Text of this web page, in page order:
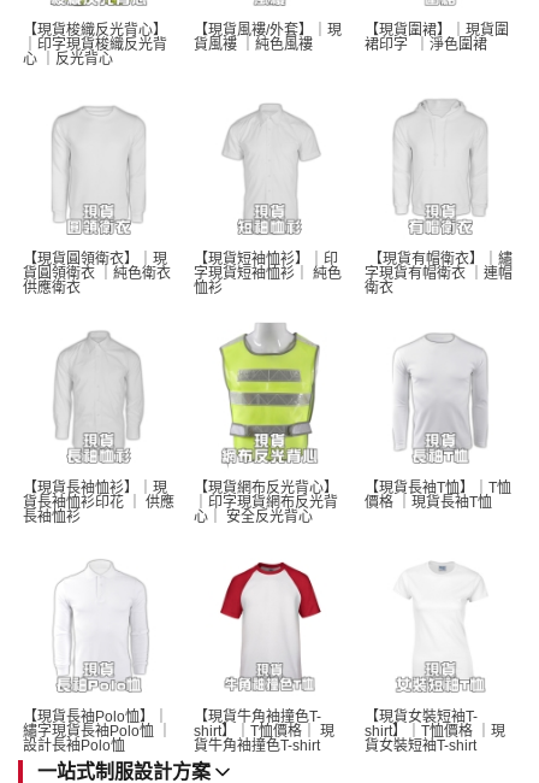
【現貨梭織反光背心】
｜印字現貨梭織反光背
心 ｜反光背心
【現貨風褸/外套】｜現
貨風褸 ｜純色風褸
【現貨圍裙】｜現貨圍
裙印字  ｜淨色圍裙
【現貨圓領衛衣】｜現
貨圓領衛衣 ｜純色衛衣
供應衛衣
【現貨短袖恤衫】｜印
字現貨短袖恤衫｜ 純色
恤衫
字現貨有帽衛衣 ｜連帽
衛衣
【現貨長袖恤衫】｜現
貨長袖恤衫印花 ｜ 供應
長袖恤衫
【現貨網布反光背心】
｜印字現貨網布反光背
心｜ 安全反光背心
【現貨長袖T恤】｜T恤
價格 ｜現貨長袖T恤
【現貨長袖Polo恤】｜
繡字現貨長袖Polo恤 ｜
設計長袖Polo恤
【現貨牛角袖撞色T-
shirt】｜T恤價格｜ 現
貨牛角袖撞色T-shirt
【現貨女裝短袖T-
shirt】｜T恤價格 ｜現
貨女裝短袖T-shirt
一站式制服設計方案